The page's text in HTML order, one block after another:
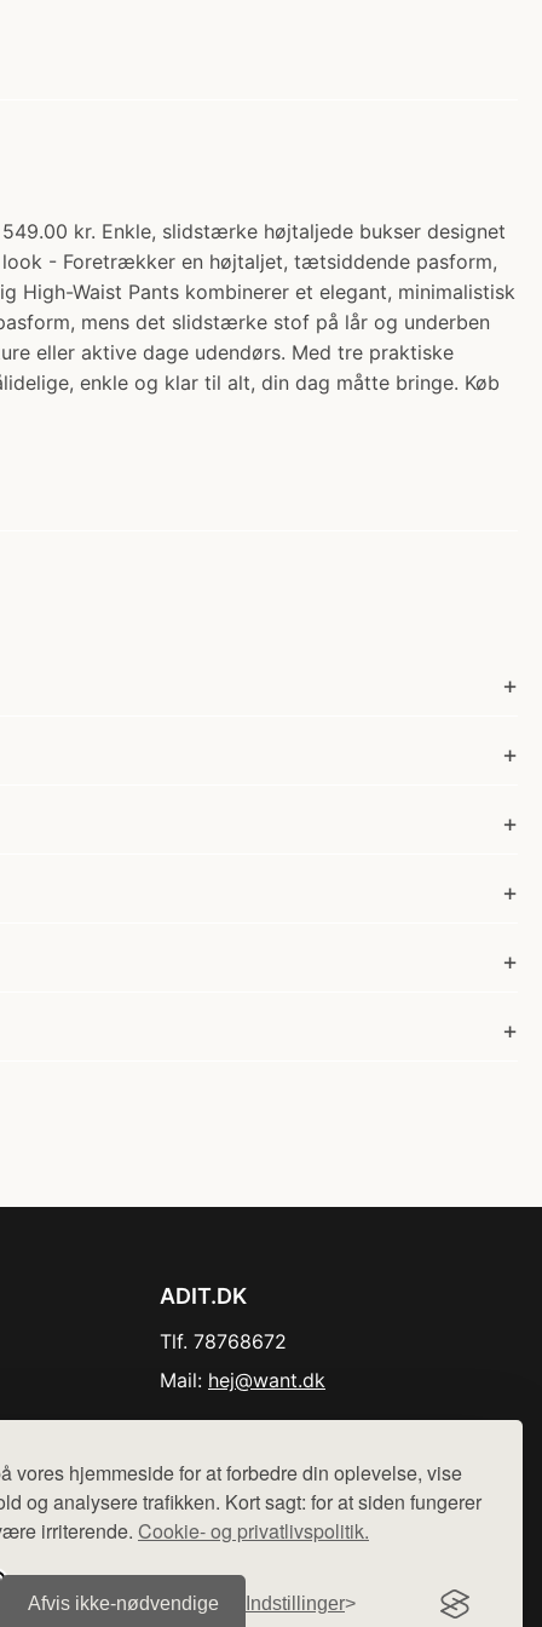
vores hjemmeside for at forbedre din oplevelse, vise
og analysere trafikken. Kort sagt: for at siden fungerer
irriterende. Cookie- og privatlivspolitik.
Afvis ikke‑nødvendige Indstillinger
kr. Enkle, slidstærke højtaljede bukser designet
- Foretrækker en højtaljet, tætsiddende pasform,
Waist Pants kombinerer et elegant, minimalistisk
mens det slidstærke stof på lår og underben
eller aktive dage udendørs. Med tre praktiske
enkle og klar til alt, din dag måtte bringe. Køb
ADIT.DK
Tlf. 78768672
Mail: hej@want.dk
sælges ikke varer fra denne side - vi henviser til de shops,